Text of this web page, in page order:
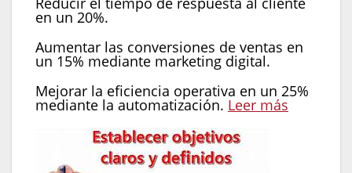
en un 20%.
Aumentar las conversiones de ventas en
un 15% mediante marketing digital.
Mejorar la eficiencia operativa en un 25%
mediante la automatización. Leer más